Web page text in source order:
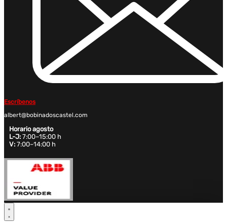
Escríbenos
albert@bobinadoscastel.com
Horario agosto
L-J: 7:00–15:00 h
V: 7:00–14:00 h